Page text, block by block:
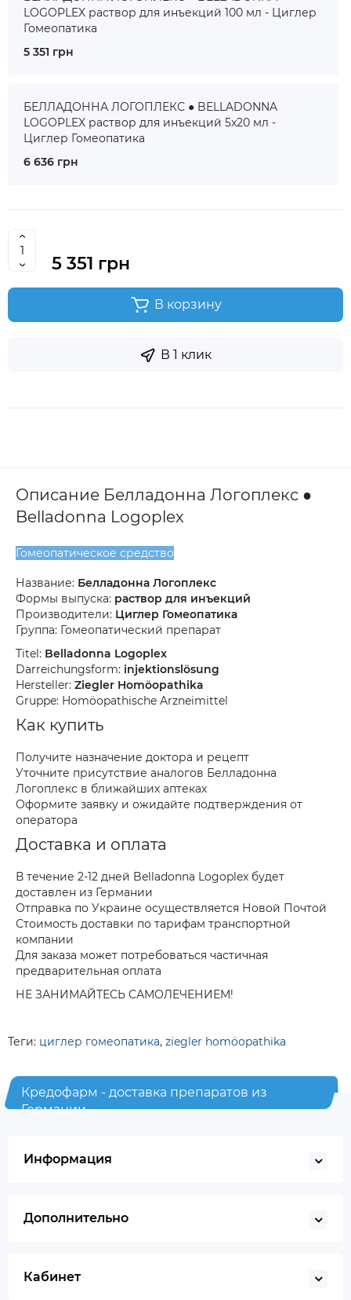
LOGOPLEX раствор для инъекций 100 мл - Циглер
Гомеопатика
5 351 грн
БЕЛЛАДОННА ЛОГОПЛЕКС ● BELLADONNA
LOGOPLEX раствор для инъекций 5x20 мл -
Циглер Гомеопатика
6 636 грн
5 351 грн
В корзину
В 1 клик
Описание Белладонна Логоплекс ●
Belladonna Logoplex
Гомеопатическое средство
Название: Белладонна Логоплекс
Формы выпуска: раствор для инъекций
Производители: Циглер Гомеопатика
Группа: Гомеопатический препарат
Titel: Belladonna Logoplex
Darreichungsform: injektionslösung
Hersteller: Ziegler Homöopathika
Gruppe: Homöopathische Arzneimittel
Как купить
Получите назначение доктора и рецепт
Уточните присутствие аналогов Белладонна
Логоплекс в ближайших аптеках
Оформите заявку и ожидайте подтверждения от
оператора
Доставка и оплата
В течение 2-12 дней Belladonna Logoplex будет
доставлен из Германии
Отправка по Украине осуществляется Новой Почтой
Стоимость доставки по тарифам транспортной
компании
Для заказа может потребоваться частичная
предварительная оплата
НЕ ЗАНИМАЙТЕСЬ САМОЛЕЧЕНИЕМ!
Теги: циглер гомеопатика, ziegler homöopathika
Кредофарм - доставка препаратов из
Германии
Информация
Дополнительно
Кабинет